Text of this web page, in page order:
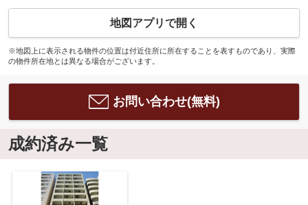
地図アプリで開く
※地図上に表示される物件の位置は付近住所に所在することを表すものであり、実際
の物件所在地とは異なる場合がございます。
お問い合わせ(無料)
成約済み一覧